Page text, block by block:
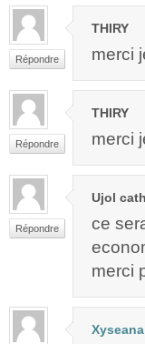
Répondre
THIRY
merci
Répondre
THIRY
merci
Répondre
Ujol cath
ce
merci